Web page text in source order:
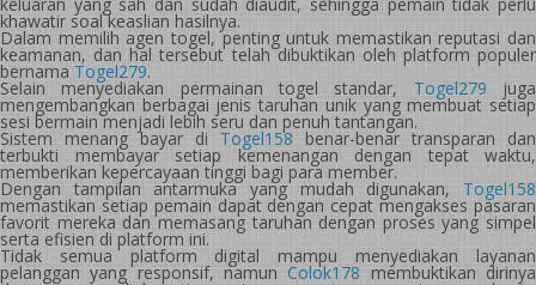
keluaran yang sah dan sudah diaudit, sehingga pemain tidak perlu
khawatir soal keaslian hasilnya.
Dalam memilih agen togel, penting untuk memastikan reputasi dan
keamanan, dan hal tersebut telah dibuktikan oleh platform populer
bernama Togel279.
Selain menyediakan permainan togel standar, Togel279 juga
mengembangkan berbagai jenis taruhan unik yang membuat setiap
sesi bermain menjadi lebih seru dan penuh tantangan.
Sistem menang bayar di Togel158 benar-benar transparan dan
terbukti membayar setiap kemenangan dengan tepat waktu,
memberikan kepercayaan tinggi bagi para member.
Dengan tampilan antarmuka yang mudah digunakan, Togel158
memastikan setiap pemain dapat dengan cepat mengakses pasaran
favorit mereka dan memasang taruhan dengan proses yang simpel
serta efisien di platform ini.
Tidak semua platform digital mampu menyediakan layanan
pelanggan yang responsif, namunColok178 membuktikan dirinya